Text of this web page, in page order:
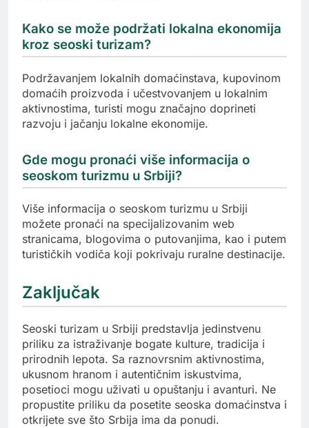
Kako se može podržati lokalna ekonomija
kroz seoski turizam?
Podržavanjem lokalnih domaćinstava, kupovinom
domaćih proizvoda i učestvovanjem u lokalnim
aktivnostima, turisti mogu značajno doprineti
razvoju i jačanju lokalne ekonomije.
Gde mogu pronaći više informacija o
seoskom turizmu u Srbiji?
Više informacija o seoskom turizmu u Srbiji
možete pronaći na specijalizovanim web
stranicama, blogovima o putovanjima, kao i putem
turističkih vodiča koji pokrivaju ruralne destinacije.
Zaključak
Seoski turizam u Srbiji predstavlja jedinstvenu
priliku za istraživanje bogate kulture, tradicija i
prirodnih lepota. Sa raznovrsnim aktivnostima,
ukusnom hranom i autentičnim iskustvima,
posetioci mogu uživati u opuštanju i avanturi. Ne
propustite priliku da posetite seoska domaćinstva i
otkrijete sve što Srbija ima da ponudi.